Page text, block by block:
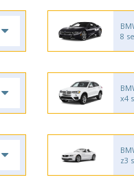
8
x4
z3